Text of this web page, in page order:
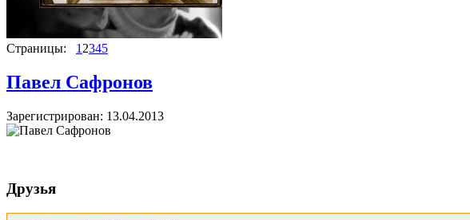
Страницы: 12345
Павел Сафронов
Зарегистрирован: 13.04.2013
Друзья